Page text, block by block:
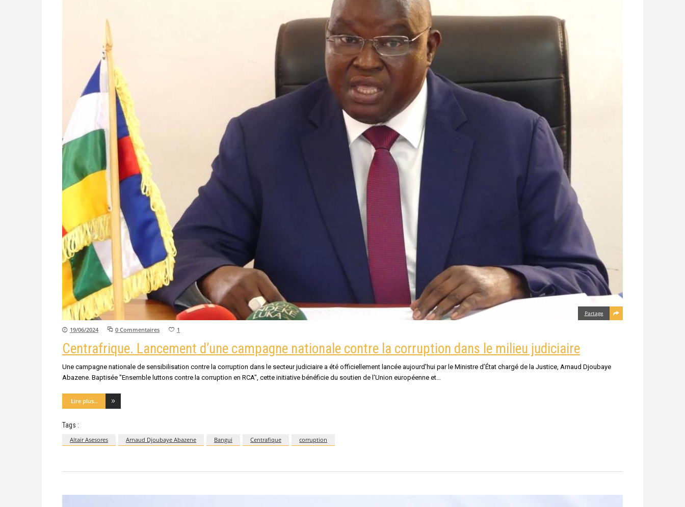
Partage
19/06/2024 0 Commentaires 1
Centrafrique. Lancement d’une campagne nationale contre la corruption dans le milieu judiciaire
Une campagne nationale de sensibilisation contre la corruption dans le secteur judiciaire a été officiellement lancée aujourd'hui par le Ministre d’État chargé de la Justice, Arnaud Djoubaye
Abazene. Baptisée "Ensemble luttons contre la corruption en RCA", cette initiative bénéficie du soutien de l'Union européenne et
Lire plus...
Tags :
Altair Asesores Arnaud Djoubaye Abazene Bangui Centrafique corruption